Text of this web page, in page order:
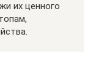
их ценного